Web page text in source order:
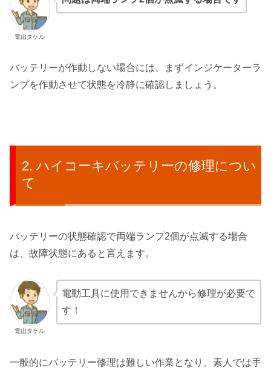
電山タケル
バッテリーが作動しない場合には、まずインジケーターラ
ンプを作動させて状態を冷静に確認しましょう。
ハイコーキバッテリーの修理につい
て
バッテリーの状態確認で両端ランプ2個が点滅する場合
は、故障状態にあると言えます。
電山タケル
電動工具に使用できませんから修理が必要で
す！
一般的にバッテリー修理は難しい作業となり、素人では手